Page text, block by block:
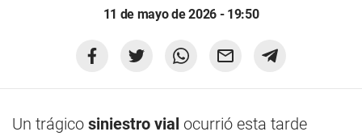
11 de mayo de 2026 - 19:50
Un trágico siniestro vial ocurrió esta tarde